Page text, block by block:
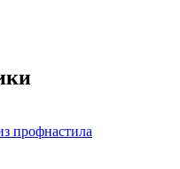
профнастила